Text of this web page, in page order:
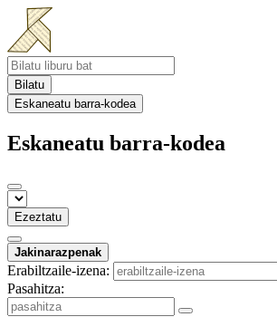
Bilatu
Eskaneatu barra-kodea
Eskaneatu barra-kodea
Ezeztatu
Jakinarazpenak
Erabiltzaile-izena:
Pasahitza: